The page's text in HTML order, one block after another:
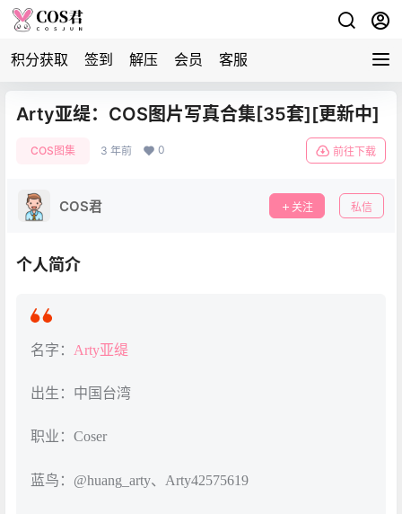
积分获取 签到 解压 会员 客服
Arty亚缇：COS图片写真合集[35套][更新中]
COS图集 3 年前 0 前往下载
COS君 关注 私信
个人简介
名字： Arty亚缇
出生：中国台湾
职业：Coser
蓝鸟：@huang_arty、Arty42575619